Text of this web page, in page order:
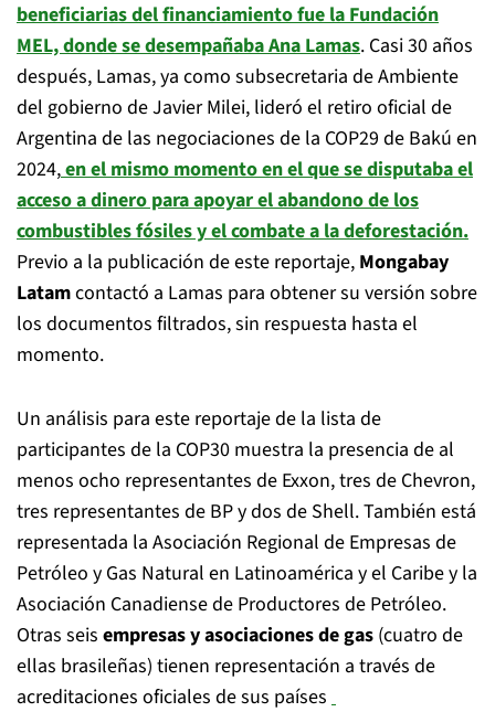
beneficiarias del financiamiento fue la Fundación
MEL, donde se desempañaba Ana Lamas. Casi 30 años
después, Lamas, ya como subsecretaria de Ambiente
del gobierno de Javier Milei, lideró el retiro oficial de
Argentina de las negociaciones de la COP29 de Bakú en
2024,en el mismo momento en el que se disputaba el
acceso a dinero para apoyar el abandono de los
combustibles fósiles y el combate a la deforestación.
Previo a la publicación de este reportaje, Mongabay
Latamcontactó a Lamas para obtener su versión sobre
los documentos filtrados, sin respuesta hasta el
momento.
Un análisis para este reportaje de la lista de
participantes de la COP30 muestra la presencia de al
menos ocho representantes de Exxon, tres de Chevron,
tres representantes de BP y dos de Shell. También está
representada la Asociación Regional de Empresas de
Petróleo y Gas Natural en Latinoamérica y el Caribe y la
Asociación Canadiense de Productores de Petróleo.
Otras seis empresas y asociaciones de gas (cuatro de
ellas brasileñas) tienen representación a través de
acreditaciones oficiales de sus países